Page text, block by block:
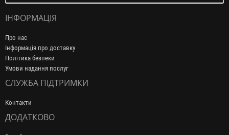
ІНФОРМАЦІЯ
Про нас
Інформація про доставку
Політика безпеки
Умови надання послуг
СЛУЖБА ПІДТРИМКИ
Контакти
ДОДАТКОВО